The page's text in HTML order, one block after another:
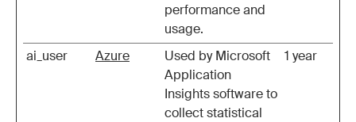
performance and
usage.
ai_user Azure
Used by Microsoft
Application
Insights software to
collect statistical
1 year